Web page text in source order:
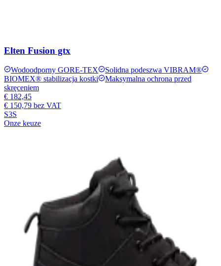
Elten Fusion gtx
Wodoodporny GORE-TEX
Solidna podeszwa VIBRAM®
BIOMEX® stabilizacja kostki
Maksymalna ochrona przed
skręceniem
€ 182,45
€ 150,79 bez VAT
S3S
Onze keuze